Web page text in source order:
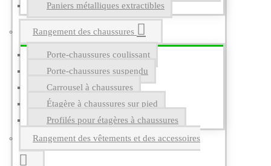
Paniers métalliques extractibles
Rangement des chaussures
Porte-chaussures coulissant
Porte-chaussures suspendu
Carrousel à chaussures
Étagère à chaussures sur pied
Profilés pour étagères à chaussures
Rangement des vêtements et des accessoires